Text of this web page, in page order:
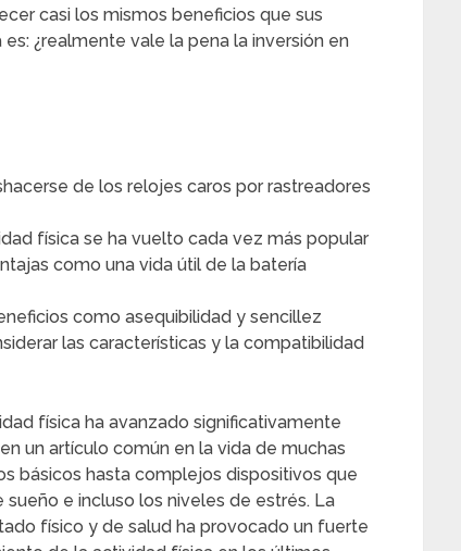
casi los mismos beneficios que sus
¿realmente vale la pena la inversión en
de los relojes caros por rastreadores
física se ha vuelto cada vez más popular
como una vida útil de la batería
como asequibilidad y sencillez
las características y la compatibilidad
física ha avanzado significativamente
un artículo común en la vida de muchas
básicos hasta complejos dispositivos que
e incluso los niveles de estrés. La
físico y de salud ha provocado un fuerte